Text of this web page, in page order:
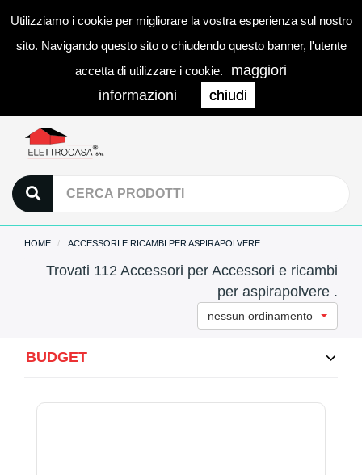
Utilizziamo i cookie per migliorare la vostra esperienza sul nostro
sito. Navigando questo sito o chiudendo questo banner, l'utente
accetta di utilizzare i cookie.
maggiori
informazioni
chiudi
0
HOME ACCESSORI E RICAMBI PER ASPIRAPOLVERE
Trovati 112 Accessori per Accessori e ricambi
per aspirapolvere .
nessun ordinamento
BUDGET